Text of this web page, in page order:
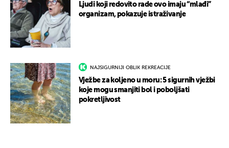
Ljudi koji redovito rade ovo imaju “mlađi”
organizam, pokazuje istraživanje
NAJSIGURNIJI OBLIK REKREACIJE
Vježbe za koljeno u moru: 5 sigurnih vježbi
koje mogu smanjiti bol i poboljšati
pokretljivost